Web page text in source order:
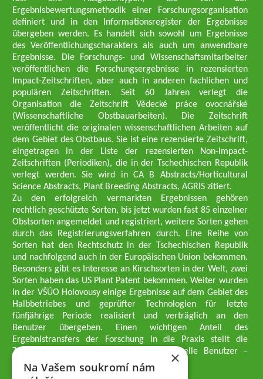
Ergebnisbewertungsmethodik einer Forschungsorganisation
definiert und in den Informationsregister der Ergebnisse
übergeben werden. Es handelt sich sowohl um Ergebnisse
des Veröffentlichungscharakters als auch um anwendbare
Ergebnisse. Die Forschungs- und Wissenschaftsmitarbeiter
veröffentlichen die Forschungsergebnisse in rezensierten
Impact-Zeitschriften, aber auch in anderen fachlichen und
populären Zeitschriften. Seit 60 Jahren verlegt die
Organisation die Zeitschrift Vědecké práce ovocnářské
(Wissenschaftliche Obstbauarbeiten). Die Zeitschrift
veröffentlicht die originalen wissenschaftlichen Arbeiten auf
dem Gebiet des Obstbaus. Sie ist eine rezensierte Zeitschrift,
eingetragen in der Liste der rezensierten Non-Impact-
Zeitschriften (Periodiken), die in der Tschechischen Republik
verlegt werden. Sie wird in CA B Abstracts/Horticultural
Science Abstracts, Plant Breeding Abstracts, AGRIS zitiert.
Zu den erfolgreich vermarkten Ergebnissen gehören
rechtlich geschützte Sorten, bis jetzt wurden fast 85 einzelner
Obstsorten angemeldet und registriert, weitere Sorten gehen
durch das Registrierungsverfahren durch. Eine Reihe von
Sorten hat den Rechtschutz in der Tschechischen Republik
und nachfolgend auch in der Europäischen Union bekommen.
Besonders gibt es Interesse an Kirschsorten in der Welt, zwei
Sorten haben das US Plant Patent bekommen. Weiter wurden
in der VŠÚO Holovousy einige Ergebnisse auf dem Gebiet des
Halbbetriebes und geprüfter Technologien für letzte
fünfjährige Periode realisiert und verträglich an den
Benutzer übergeben. Einen wichtigen Anteil des
Ergebnistransfers der Forschung in die Praxis stellt die
Züchtungsmethodik dar, die an professionelle Benutzer –
professionelle Obstzüchter übergeben wird.
Geschäftsführer der Gesellschaft
×
Na Vašem soukromí nám